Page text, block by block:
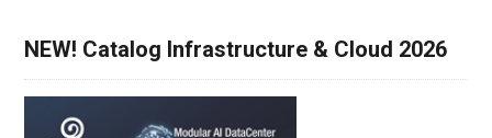
NEW! Catalog Infrastructure & Cloud 2026